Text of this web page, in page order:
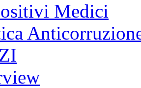
Medici